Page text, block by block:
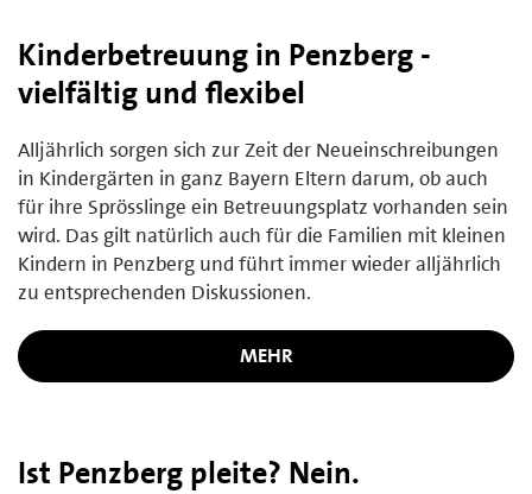
Kinderbetreuung in Penzberg -
vielfältig und flexibel
Alljährlich sorgen sich zur Zeit der Neueinschreibungen
in Kindergärten in ganz Bayern Eltern darum, ob auch
für ihre Sprösslinge ein Betreuungsplatz vorhanden sein
wird. Das gilt natürlich auch für die Familien mit kleinen
Kindern in Penzberg und führt immer wieder alljährlich
zu entsprechenden Diskussionen.
MEHR
Ist Penzberg pleite? Nein.